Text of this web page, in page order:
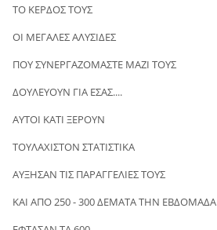
ΤΟ ΚΕΡΔΟΣ ΤΟΥΣ
ΟΙ ΜΕΓΑΛΕΣ ΑΛΥΣΙΔΕΣ
ΠΟΥ ΣΥΝΕΡΓΑΖΟΜΑΣΤΕ ΜΑΖΙ ΤΟΥΣ
ΔΟΥΛΕΥΟΥΝ ΓΙΑ ΕΣΑΣ....
ΑΥΤΟΙ ΚΑΤΙ ΞΕΡΟΥΝ
ΤΟΥΛΑΧΙΣΤΟΝ ΣΤΑΤΙΣΤΙΚΑ
ΑΥΞΗΣΑΝ ΤΙΣ ΠΑΡΑΓΓΕΛΙΕΣ ΤΟΥΣ
ΚΑΙ ΑΠΟ 250 - 300 ΔΕΜΑΤΑ ΤΗΝ ΕΒΔΟΜΑΔΑ